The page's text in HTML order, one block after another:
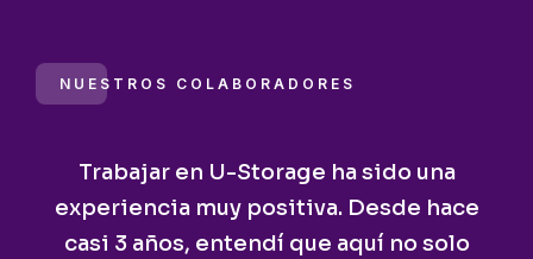
NUESTROS COLABORADORES
Trabajar en U-Storage ha sido una
experiencia muy positiva. Desde hace
casi 3 años, entendí que aquí no solo